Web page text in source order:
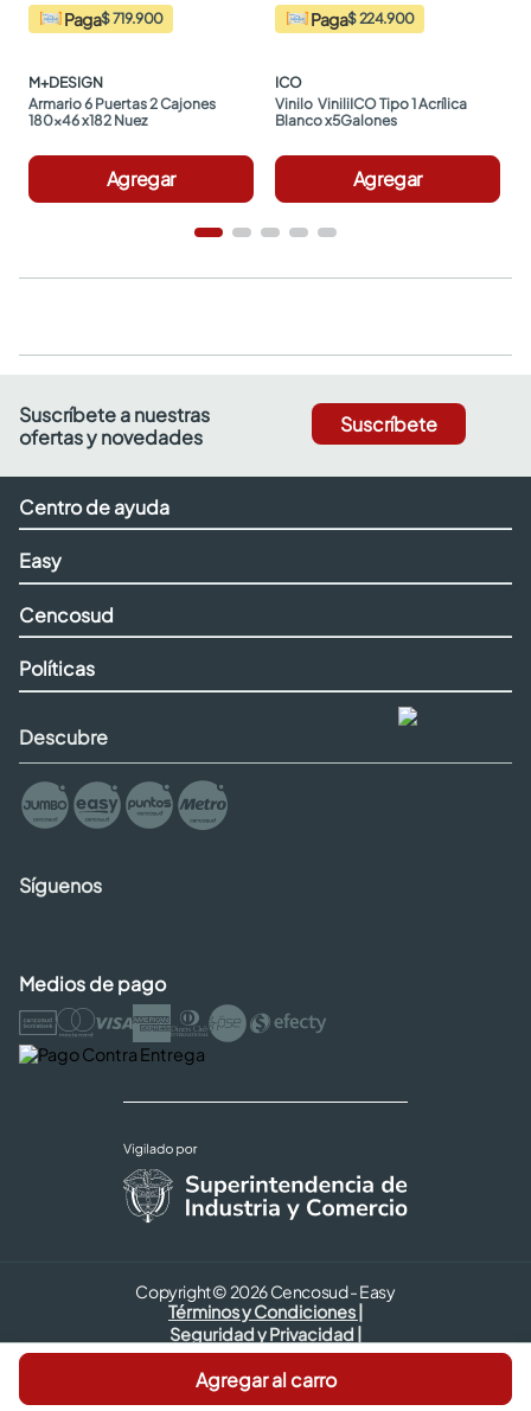
Agregar al carro
Paga$ 719.900
M+DESIGN
Armario 6 Puertas 2 Cajones
180x46 x182 Nuez
Agregar
Paga$ 224.900
ICO
Vinilo  ViniliICO Tipo 1 Acrílica
Blanco x5Galones
Agregar
Suscríbete a nuestras
ofertas y novedades
Suscríbete
Centro de ayuda
Easy
Cencosud
Políticas
Descubre
Síguenos
Medios de pago
Copyright © 2026 Cencosud - Easy
Términos y Condiciones |
Seguridad y Privacidad |
Código de ética